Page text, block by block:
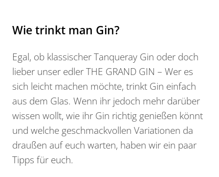
Wie trinkt man Gin?
Egal, ob klassischer Tanqueray Gin oder doch
lieber unser edler THE GRAND GIN – Wer es
sich leicht machen möchte, trinkt Gin einfach
aus dem Glas. Wenn ihr jedoch mehr darüber
wissen wollt, wie ihr Gin richtig genießen könnt
und welche geschmackvollen Variationen da
draußen auf euch warten, haben wir ein paar
Tipps für euch.